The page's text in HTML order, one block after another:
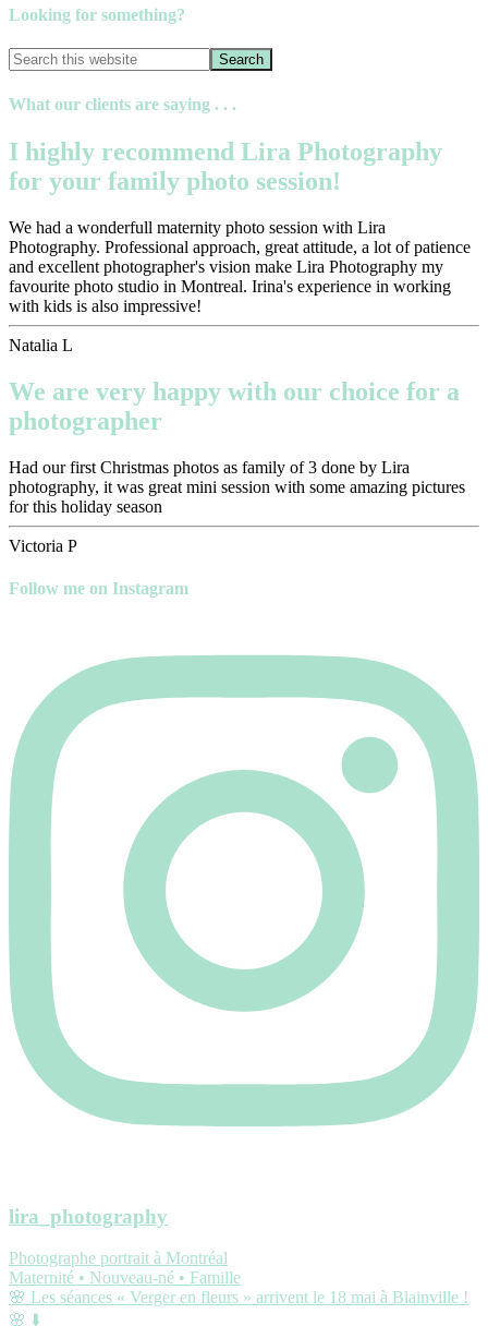
Looking for something?
What our clients are saying . . .
I highly recommend Lira Photography
for your family photo session!
We had a wonderfull maternity photo session with Lira
Photography. Professional approach, great attitude, a lot of patience
and excellent photographer's vision make Lira Photography my
favourite photo studio in Montreal. Irina's experience in working
with kids is also impressive!
Natalia L
We are very happy with our choice for a
photographer
Had our first Christmas photos as family of 3 done by Lira
photography, it was great mini session with some amazing pictures
for this holiday season
Victoria P
Follow me on Instagram
lira_photography
Photographe portrait à Montréal
Maternité • Nouveau-né • Famille
🌸 Les séances « Verger en fleurs » arrivent le 18 mai à Blainville !
🌸 ⬇️